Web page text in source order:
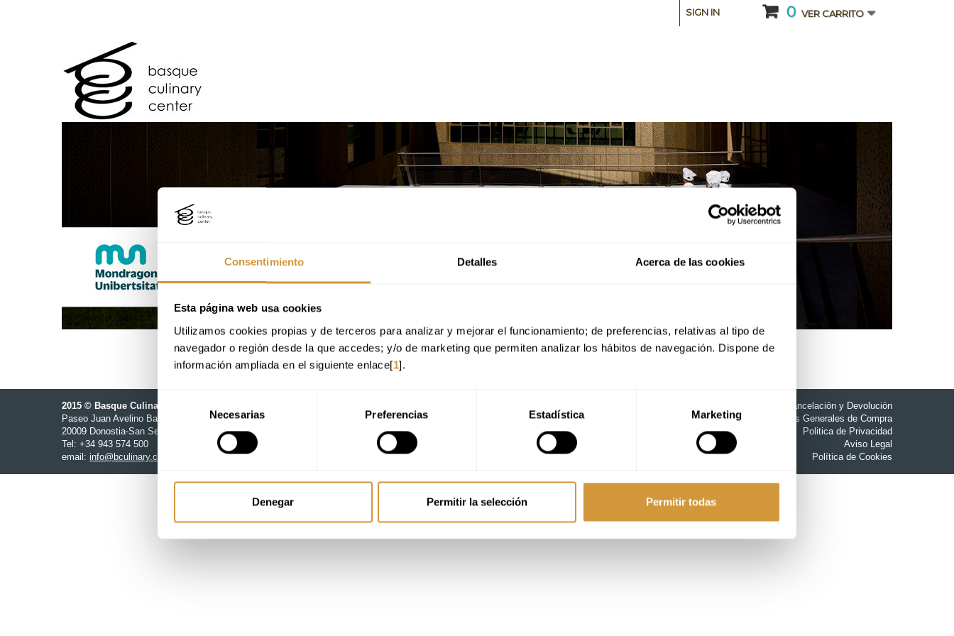
Consentimiento Detalles Acerca de las cookies
Esta página web usa cookies
Utilizamos cookies propias y de terceros para analizar y mejorar el funcionamiento; de preferencias, relativas al tipo de
navegador o región desde la que accedes; y/o de marketing que permiten analizar los hábitos de navegación. Dispone de
información ampliada en el siguiente enlace[1].
consentimiento
Necesarias Preferencias Estadística Marketing
Denegar Permitir la selección Permitir todas
0 VER CARRITO
SIGN IN
2015 © Basque Culinary Center
Paseo Juan Avelino Barriola, 101
20009 Donostia-San Sebastián (Gipuzkoa)
Tel: +34 943 574 500
email: info@bculinary.com
Politica de Cancelación y Devolución
Condiciones Generales de Compra
Politica de Privacidad
Aviso Legal
Política de Cookies